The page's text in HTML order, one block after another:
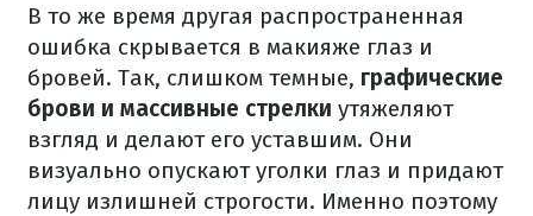
В то же время другая распространенная
ошибка скрывается в макияже глаз и
бровей. Так, слишком темные, графические
брови и массивные стрелки утяжеляют
взгляд и делают его уставшим. Они
визуально опускают уголки глаз и придают
лицу излишней строгости. Именно поэтому